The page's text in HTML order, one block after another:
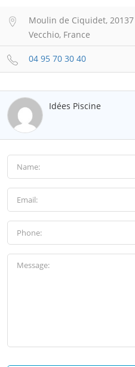
Moulin de Ciquidet,
Vecchio, France
04 95 70 30 40
Idées Piscine